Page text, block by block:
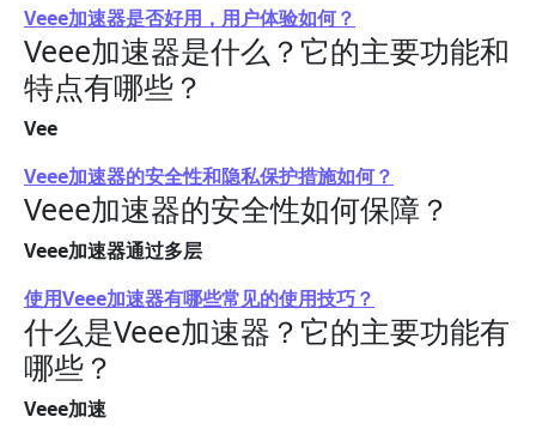
Veee加速器是否好用，用户体验如何？
Veee加速器是什么？它的主要功能和
特点有哪些？
Vee
Veee加速器的安全性和隐私保护措施如何？
Veee加速器的安全性如何保障？
Veee加速器通过多层
使用Veee加速器有哪些常见的使用技巧？
什么是Veee加速器？它的主要功能有
哪些？
Veee加速